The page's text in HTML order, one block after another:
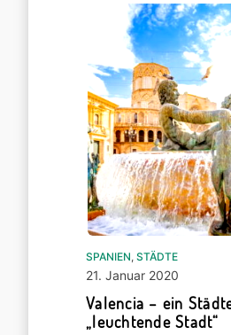
SPANIEN, STÄDTE
21. Januar 2020
Valencia – ein
„leuchtende Stadt“